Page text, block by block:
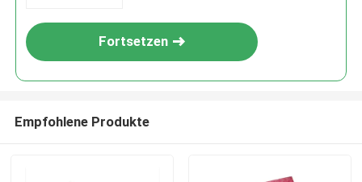
Fortsetzen
Empfohlene Produkte